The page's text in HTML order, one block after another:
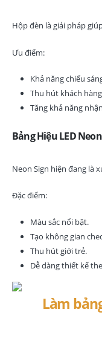
Hộp đèn là giải pháp
Ưu điểm:
Khả năng chiếu
Thu hút khách
Tăng khả năng
Bảng Hiệu LED
Neon Sign hiện đang là
Đặc điểm:
Màu sắc nổi bật.
Tạo không gian
Thu hút giới trẻ.
Dễ dàng thiết kế